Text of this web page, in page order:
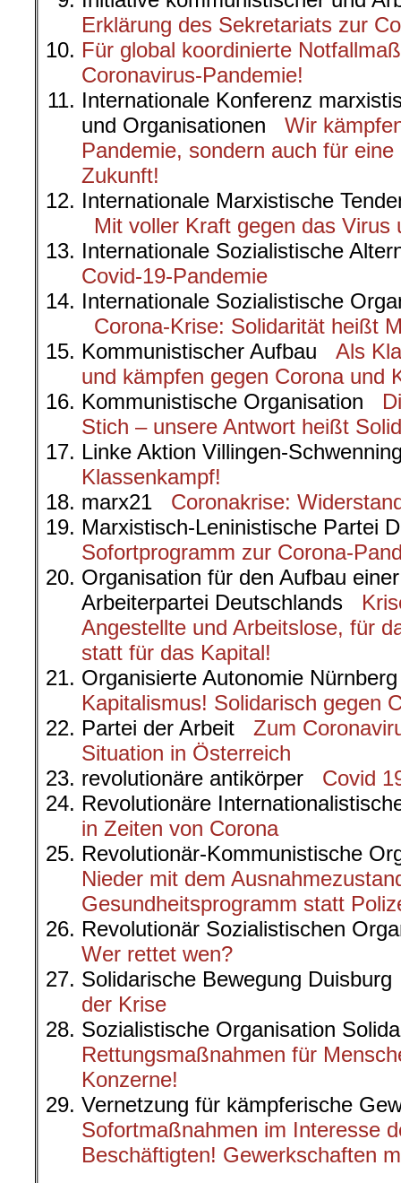
Erklärung des Sekretariats zur
Für global koordinierte
Coronavirus-Pandemie!
Internationale Konferenz
und Organisationen Wir
Pandemie, sondern auch für
Zukunft!
Internationale Marxistische
Mit voller Kraft gegen das
Internationale Sozialistische
Covid-19-Pandemie
Internationale Sozialistische
Corona-Krise: Solidarität heißt
Kommunistischer Aufbau Als
und kämpfen gegen Corona und
Kommunistische Organisation
Stich – unsere Antwort heißt
Linke Aktion Villingen-
Klassenkampf!
marx21 Coronakrise:
Marxistisch-Leninistische Partei
Sofortprogramm zur Corona-
Organisation für den Aufbau
Arbeiterpartei Deutschlands
Angestellte und Arbeitslose, für
statt für das Kapital!
Organisierte Autonomie
Kapitalismus! Solidarisch gegen
Partei der Arbeit Zum
Situation in Österreich
revolutionäre antikörper Covid
Revolutionäre
in Zeiten von Corona
Revolutionär-Kommunistische
Nieder mit dem
Gesundheitsprogramm statt
Revolutionär Sozialistischen
Wer rettet wen?
Solidarische Bewegung
der Krise
Sozialistische Organisation
Rettungsmaßnahmen für
Konzerne!
Vernetzung für kämpferische
Sofortmaßnahmen im Interesse
Beschäftigten! Gewerkschaften